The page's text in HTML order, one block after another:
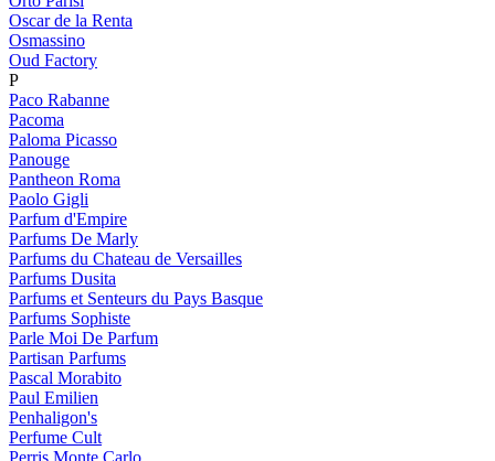
Oscar de la Renta
Osmassino
Oud Factory
P
Paco Rabanne
Pacoma
Paloma Picasso
Panouge
Pantheon Roma
Paolo Gigli
Parfum d'Empire
Parfums De Marly
Parfums du Chateau de Versailles
Parfums Dusita
Parfums et Senteurs du Pays Basque
Parfums Sophiste
Parle Moi De Parfum
Partisan Parfums
Pascal Morabito
Paul Emilien
Penhaligon's
Perfume Cult
Perris Monte Carlo